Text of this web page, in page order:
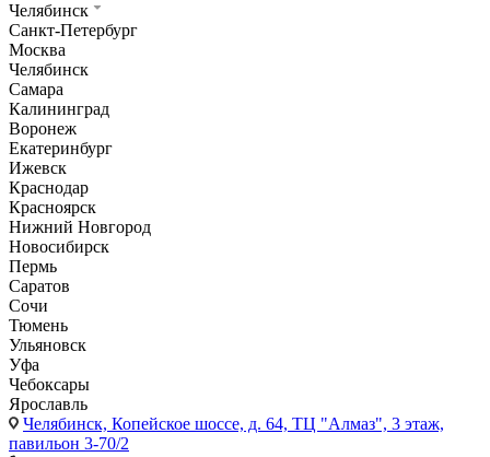
Челябинск
Санкт-Петербург
Москва
Челябинск
Самара
Калининград
Воронеж
Екатеринбург
Ижевск
Краснодар
Красноярск
Нижний Новгород
Новосибирск
Пермь
Саратов
Сочи
Тюмень
Ульяновск
Уфа
Чебоксары
Ярославль
Челябинск, Копейское шоссе, д. 64, ТЦ "Алмаз", 3 этаж,
павильон 3-70/2